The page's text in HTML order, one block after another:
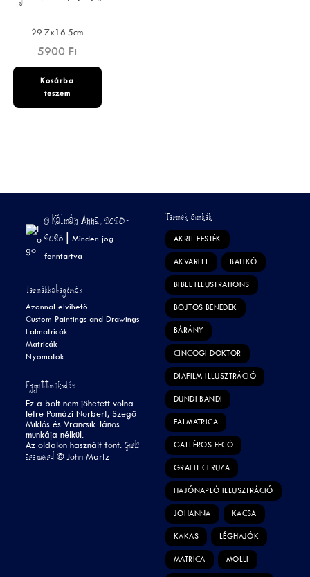
29.7x16.5cm
5900 Ft
Kosárba
teszem
© Kálmán Anna, 2023-
2026 |Minden jog
fenntartva
Termékkategóriák
Azonnal elvihető
Custom Paintings and Drawings
Falmatricák
Matricák
Nyomatok
Együttműködés
Ez a bolt nem jöhetett volna
létre Pomázi Norbert, Szegő
Miklós és Vrancsik János
munkája nélkül.
Az oldalon használt font:Girls
are weird ©John Martz
Termék Címkék
AKRIL FESTÉK
AKVARELL BALIKÓ
BIBLE ILLUSTRATIONS
BOJTOS BENEDEK
BÁRÁNY
CINCOGI DOKTOR
DIAFILM ILLUSZTRÁCIÓ
DUNDI BANDI
FALMATRICA
GALLÉROS FECÓ
GRAFIT CERUZA
HAJÓNAPLÓ ILLUSZTRÁCIÓ
JOHANNA KACSA
KAKAS LÉGHAJÓK
MATRICA MOLLI